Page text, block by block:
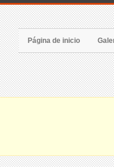
Página de inicio